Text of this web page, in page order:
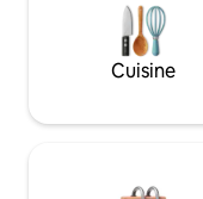
terrasse sur le toit
Endroit calme et
des commerces, de
restaurants et des
Cuisine